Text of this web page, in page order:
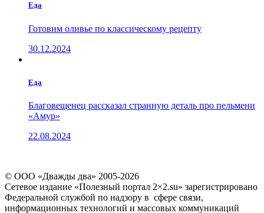
Еда
Готовим оливье по классическому рецепту
30.12.2024
Еда
Благовещенец рассказал странную деталь про пельмени
«Амур»
22.08.2024
© ООО «Дважды два» 2005-2026
Сетевое издание «Полезный портал 2×2.su» зарегистрировано
Федеральной службой по надзору в сфере связи,
информационных технологий и массовых коммуникаций